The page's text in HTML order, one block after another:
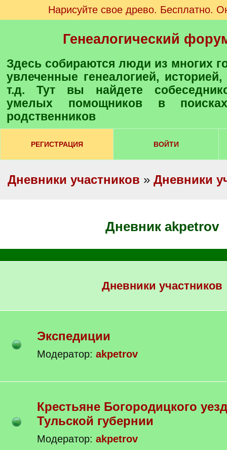
Нарисуйте свое древо. Бесплатно.
Генеалогический
Здесь собираются люди из многих городов и стран,
увлеченные генеалогией,
т.д. Тут вы найдете
умелых помощников в
родственников
РЕГИСТРАЦИЯ ВОЙТИ
Дневники участников » Дневники
Дневник akpetrov
Дневники участников
Экспедиции
Модератор: akpetrov
Крестьяне Богородицкого уезда
Тульской губернии
Модератор: akpetrov